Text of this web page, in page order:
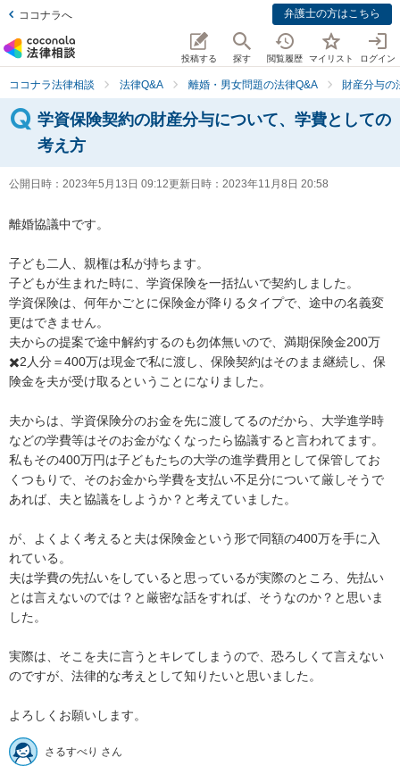
ココナラへ 弁護士の方はこちら
投稿する 探す 閲覧履歴 マイリスト ログイン
ココナラ法律相談 法律Q&A 離婚・男女問題の法律Q&A 財産分与の
学資保険契約の財産分与について、学費としての
考え方
公開日時： 2023年5月13日 09:12更新日時： 2023年11月8日 20:58
離婚協議中です。
子ども二人、親権は私が持ちます。
子どもが生まれた時に、学資保険を一括払いで契約しました。
学資保険は、何年かごとに保険金が降りるタイプで、途中の名義変
更はできません。
夫からの提案で途中解約するのも勿体無いので、満期保険金200万
✖️2人分＝400万は現金で私に渡し、保険契約はそのまま継続し、保
険金を夫が受け取るということになりました。
夫からは、学資保険分のお金を先に渡してるのだから、大学進学時
などの学費等はそのお金がなくなったら協議すると言われてます。
私もその400万円は子どもたちの大学の進学費用として保管してお
くつもりで、そのお金から学費を支払い不足分について厳しそうで
あれば、夫と協議をしようか？と考えていました。
が、よくよく考えると夫は保険金という形で同額の400万を手に入
れている。
夫は学費の先払いをしていると思っているが実際のところ、先払い
とは言えないのでは？と厳密な話をすれば、そうなのか？と思いま
した。
実際は、そこを夫に言うとキレてしまうので、恐ろしくて言えない
のですが、法律的な考えとして知りたいと思いました。
よろしくお願いします。
さるすべり さん